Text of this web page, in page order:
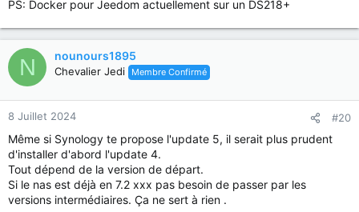
PS: Docker pour Jeedom actuellement sur un DS218+
N nounours1895
Chevalier Jedi Membre Confirmé
8 Juillet 2024 #20
Même si Synology te propose l'update 5, il serait plus prudent
d'installer d'abord l'update 4.
Tout dépend de la version de départ.
Si le nas est déjà en 7.2 xxx pas besoin de passer par les
versions intermédiaires. Ça ne sert à rien .